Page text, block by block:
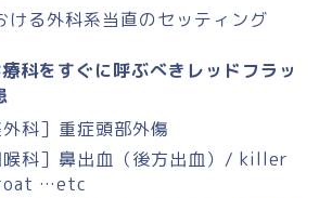
ける外科系当直のセッティング
科をすぐに呼ぶべきレッドフラッ
外科］重症頭部外傷
喉科］鼻出血（後方出血）/ killer
…etc